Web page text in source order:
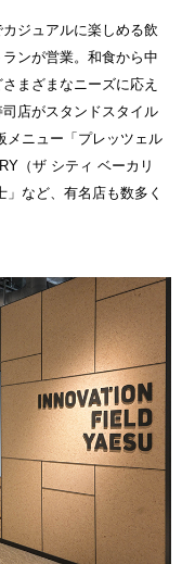
ジュアルに楽しめる飲
ンが営業。和食から中
まざまなニーズに応え
店がスタンドスタイル
メニュー「プレッツェル
（ザ シティ ベーカリ
など、有名店も数多く